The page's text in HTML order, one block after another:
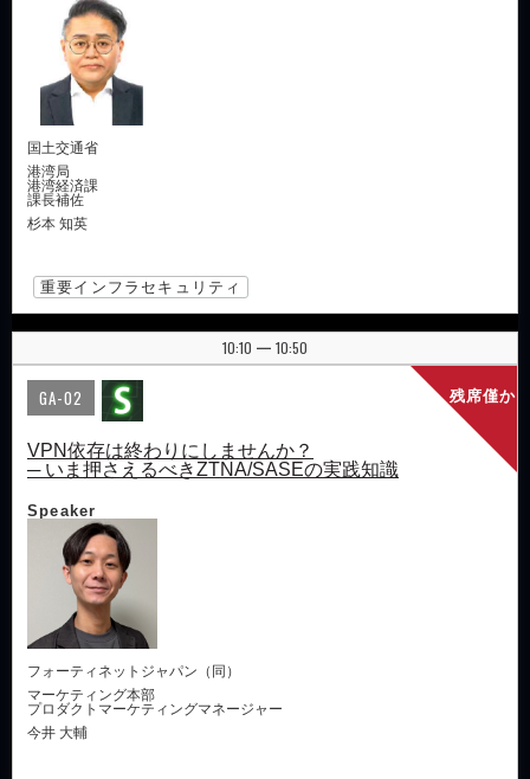
国土交通省
港湾局
港湾経済課
課長補佐
杉本 知英
重要インフラセキュリティ
10:10 | 10:50
残席僅か
GA-02
VPN依存は終わりにしませんか？
─ いま押さえるべきZTNA/SASEの実践知識
Speaker
フォーティネットジャパン（同）
マーケティング本部
プロダクトマーケティングマネージャー
今井 大輔